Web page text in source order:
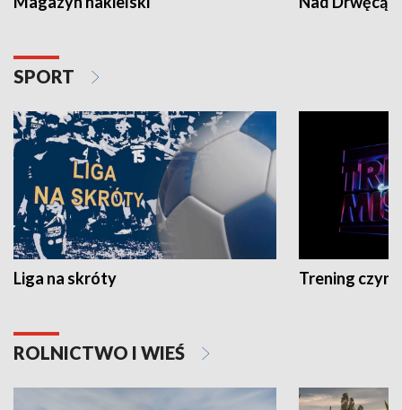
SPORT
Liga na skróty Trening czyni
ROLNICTWO I WIEŚ